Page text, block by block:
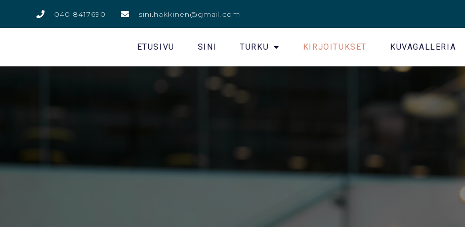
040 8417690 sini.hakkinen@gmail.com
ETUSIVU SINI TURKU KIRJOITUKSET KUVAGALLERIA